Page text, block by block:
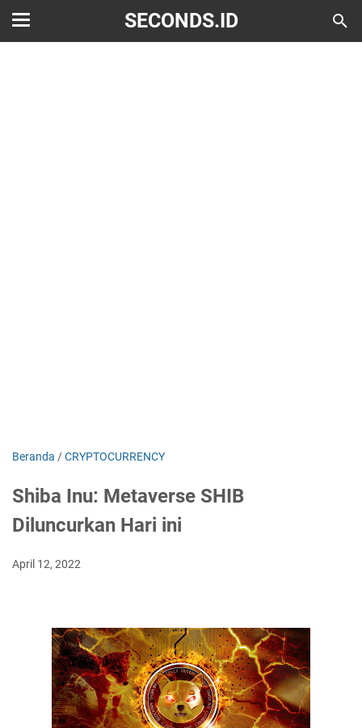
SECONDS.ID
Beranda /CRYPTOCURRENCY
Shiba Inu: Metaverse SHIB
Diluncurkan Hari ini
April 12, 2022